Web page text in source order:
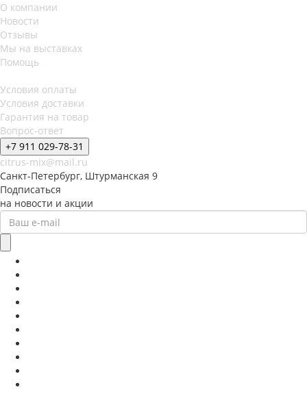
О компании
Новости
Отзывы
Мы на выставках
Помощь
Условия оплаты
Условия доставки
Гарантия на товар
Вопрос-ответ
+7 911 029-78-31
citrus-mix@mail.ru
Санкт-Петербург, Штурманская 9
Подписаться
на новости и акции